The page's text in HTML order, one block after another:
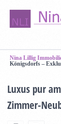
Nina Lillig
Königsdorfs –
Luxus pur
Zimmer-